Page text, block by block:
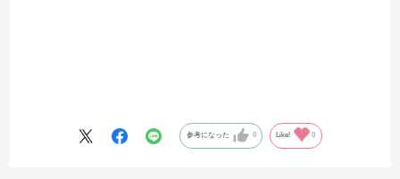
参考になった 0 Like! 0